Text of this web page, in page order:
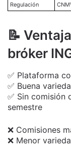
Regulación
📝
bróker
✅ Plataforma
✅ Buena
✅ Sin comisión
semestre
❌ Comisiones
❌ Menor